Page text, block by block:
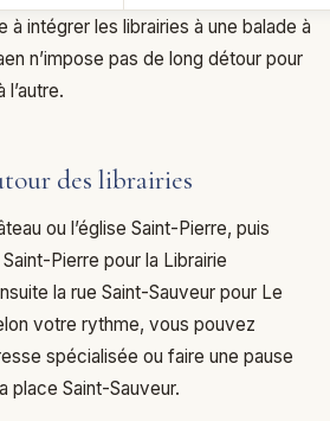
à intégrer les librairies à une balade à
n’impose pas de long détour pour
l’autre.
des librairies
ou l’église Saint-Pierre, puis
Pierre pour la Librairie
la rue Saint-Sauveur pour Le
votre rythme, vous pouvez
spécialisée ou faire une pause
place Saint-Sauveur.